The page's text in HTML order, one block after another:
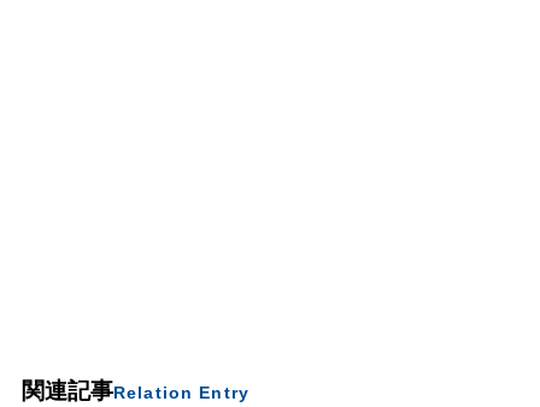
関連記事Relation Entry